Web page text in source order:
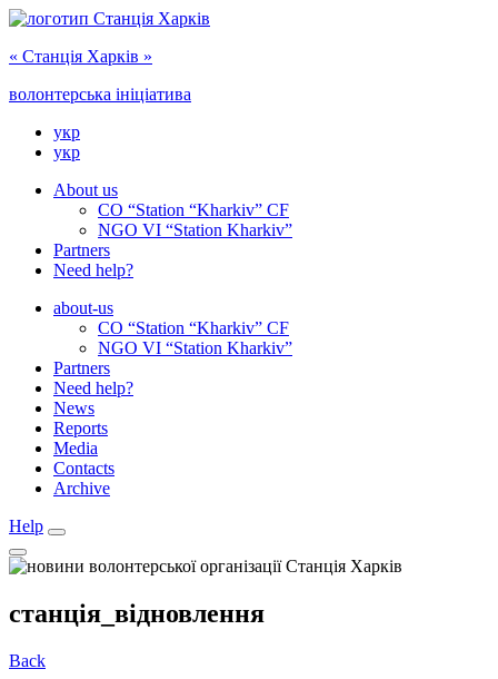
« Cтанція Харків »
волонтерська ініціатива
укр
укр
About us
CO “Station “Kharkiv” CF
NGO VI “Station Kharkiv”
Partners
Need help?
about-us
CO “Station “Kharkiv” CF
NGO VI “Station Kharkiv”
Partners
Need help?
News
Reports
Media
Сontacts
Archive
Help
станція_відновлення
Back